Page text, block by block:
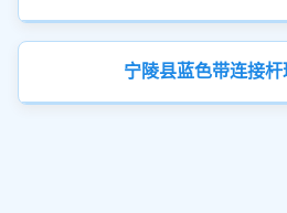
宁陵县蓝色带连接杆